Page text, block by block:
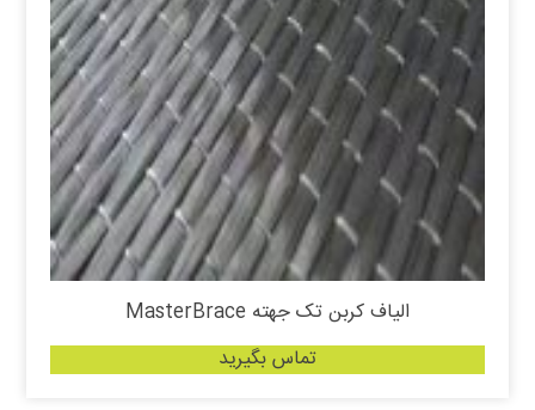
الیاف کربن تک جهته MasterBrace
تماس بگیرید